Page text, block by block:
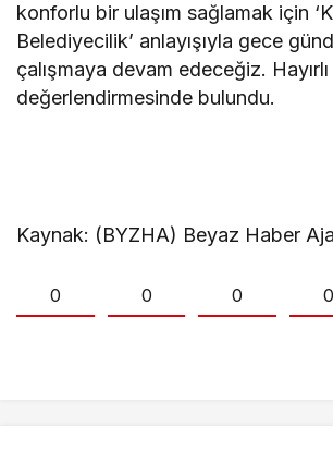
konforlu bir ulaşım sağlamak için
Belediyecilik’ anlayışıyla gece
çalışmaya devam edeceğiz.
değerlendirmesinde bulundu.
Kaynak: (BYZHA) Beyaz Haber
0 0 0 0